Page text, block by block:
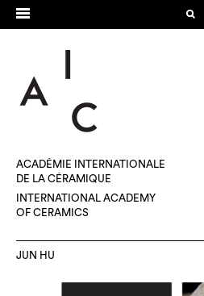
ACADÉMIE INTERNATIONALE
DE LA CÉRAMIQUE
INTERNATIONAL ACADEMY
OF CERAMICS
JUN HU